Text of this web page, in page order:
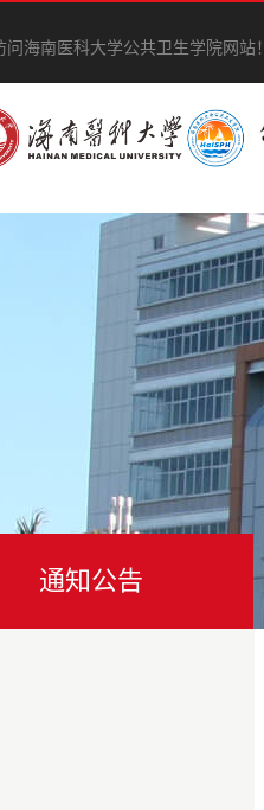
问海南医科大学公共卫生学院网站！
通知公告